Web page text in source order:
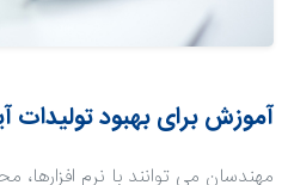
آموزش برای بهبود تولیدات
مهندسان می توانند با نرم